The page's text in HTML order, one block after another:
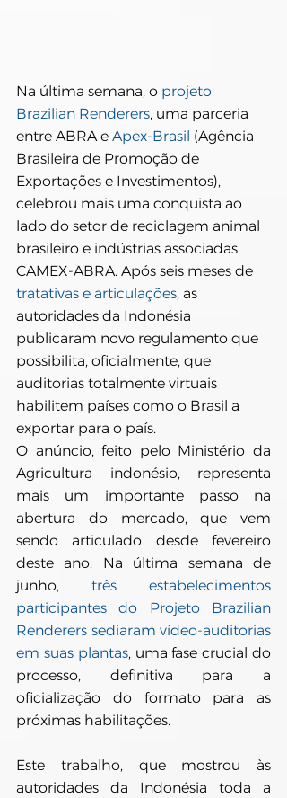
Na última semana, o projeto
Brazilian Renderers, uma parceria
entre ABRA e Apex-Brasil (Agência
Brasileira de Promoção de
Exportações e Investimentos),
celebrou mais uma conquista ao
lado do setor de reciclagem animal
brasileiro e indústrias associadas
CAMEX-ABRA. Após seis meses de
tratativas e articulações, as
autoridades da Indonésia
publicaram novo regulamento que
possibilita, oficialmente, que
auditorias totalmente virtuais
habilitem países como o Brasil a
exportar para o país.
O anúncio, feito pelo Ministério da
Agricultura indonésio, representa
mais um importante passo na
abertura do mercado, que vem
sendo articulado desde fevereiro
deste ano. Na última semana de
junho, três estabelecimentos
participantes do Projeto Brazilian
Renderers sediaram vídeo-auditorias
em suas plantas, uma fase crucial do
processo, definitiva para a
oficialização do formato para as
próximas habilitações.
Este trabalho, que mostrou às
autoridades da Indonésia toda a